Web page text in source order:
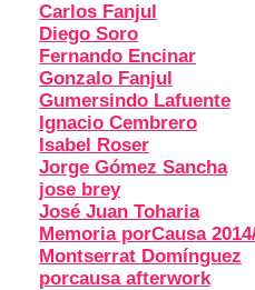
Carlos Fanjul
Diego Soro
Fernando Encinar
Gonzalo Fanjul
Gumersindo Lafuente
Ignacio Cembrero
Isabel Roser
Jorge Gómez Sancha
jose brey
José Juan Toharia
Memoria porCausa
Montserrat Domínguez
porcausa afterwork